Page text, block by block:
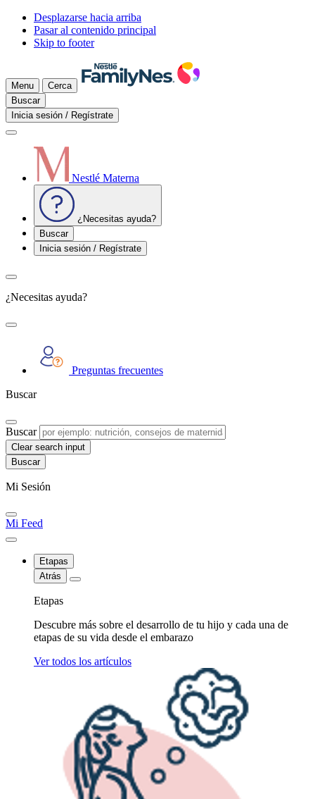
Desplazarse hacia arriba
Pasar al contenido principal
Skip to footer
Menu
Cerca
Buscar
Inicia sesión / Regístrate
Nestlé Materna
¿Necesitas ayuda?
Buscar
Inicia sesión / Regístrate
¿Necesitas ayuda?
Preguntas frecuentes
Buscar
Buscar
Clear search input
Mi Sesión
Mi Feed
Etapas
Atrás
Etapas
Descubre más sobre el desarrollo de tu hijo y cada una de
etapas de su vida desde el embarazo
Ver todos los artículos